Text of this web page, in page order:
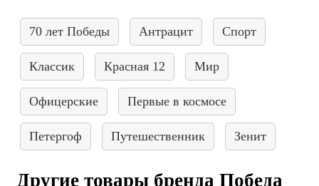
70 лет Победы Антрацит Спорт
Классик Красная 12 Мир
Офицерские Первые в космосе
Петергоф Путешественник Зенит
Другие товары бренда Победа